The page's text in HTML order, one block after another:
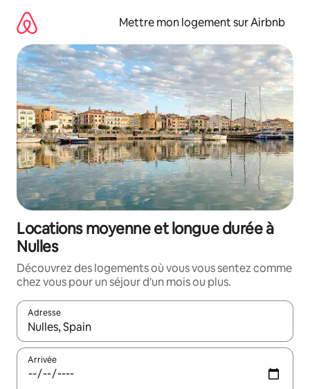
directement
contenu
Mettre mon logement sur Airbnb
Locations moyenne et longue durée à
Nulles
Découvrez des logements où vous vous sentez comme
chez vous pour un séjour d'un mois ou plus.
Adresse
Lorsque les résultats s'affichent, utilisez les flèches vers le
Arrivée